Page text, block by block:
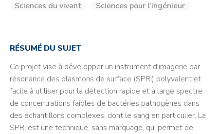
Sciences du vivant
Sciences pour l’ingénieur
RÉSUMÉ DU SUJET
Ce projet vise à développer un instrument d'imagerie par
résonance des plasmons de surface (SPRi) polyvalent et
facile à utiliser pour la détection rapide et à large spectre
de concentrations faibles de bactéries pathogènes dans
des échantillons complexes, dont le sang en particulier. La
SPRi est une technique, sans marquage, qui permet de